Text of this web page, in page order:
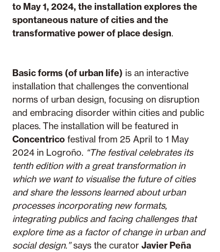
to May 1, 2024, the installation explores the
spontaneous nature of cities and the
transformative power of place design.
Basic forms (of urban life) is an interactive
installation that challenges the conventional
norms of urban design, focusing on disruption
and embracing disorder within cities and public
places. The installation will be featured in
Concentrico festival from 25 April to 1 May
2024 in Logroño. “The festival celebrates its
tenth edition with a great transformation in
which we want to visualise the future of cities
and share the lessons learned about urban
processes incorporating new formats,
integrating publics and facing challenges that
explore time as a factor of change in urban and
social design.”says the curator Javier Peña